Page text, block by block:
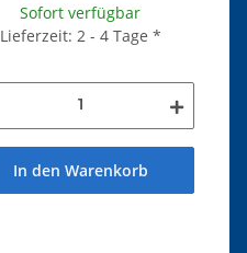
Sofort verfügbar
Lieferzeit: 2 - 4 Tage *
In den Warenkorb